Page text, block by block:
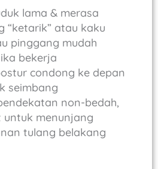
lama & merasa
“ketarik” atau kaku
pinggang mudah
bekerja
condong ke depan
seimbang
non-bedah,
menunjang
tulang belakang